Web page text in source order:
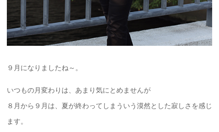
９月になりましたね～。
いつもの月変わりは、あまり気にとめませんが
８月から９月は、夏が終わってしまういう漠然とした寂しさを感じ
ます。